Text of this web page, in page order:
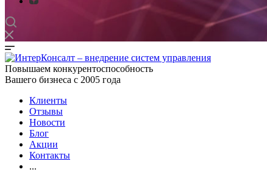
Повышаем конкурентоспособность
Вашего бизнеса с 2005 года
Клиенты
Отзывы
Новости
Блог
Акции
Контакты
...